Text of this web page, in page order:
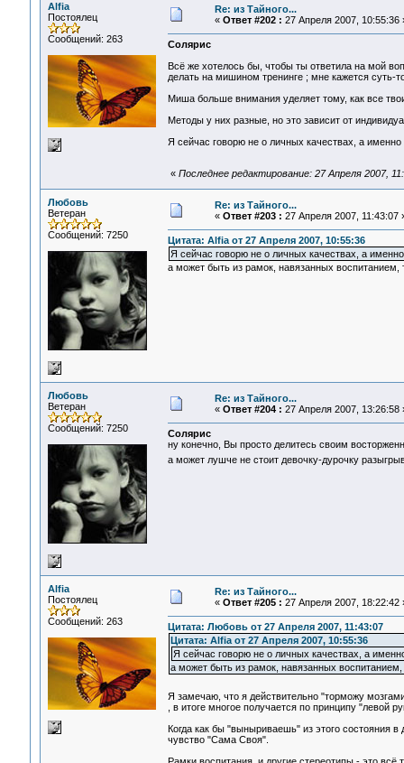
Alfia
Постоялец
Сообщений: 263
Re: из Тайного...
« Ответ #202 : 27 Апреля 2007, 10:55:36
Солярис
Всё же хотелось бы, чтобы ты ответила на мой
делать на мишином тренинге ; мне кажется суть-
Миша больше внимания уделяет тому, как все
Методы у них разные, но это зависит от
Я сейчас говорю не о личных качествах, а
« Последнее редактирование: 27 Апреля 2007,
Любовь
Ветеран
Сообщений: 7250
Re: из Тайного...
« Ответ #203 : 27 Апреля 2007, 11:43:07
Цитата: Alfia от 27 Апреля 2007, 10:55:36
Я сейчас говорю не о личных качествах, а
а может быть из рамок, навязанных
Любовь
Ветеран
Сообщений: 7250
Re: из Тайного...
« Ответ #204 : 27 Апреля 2007, 13:26:58
Солярис
ну конечно, Вы просто делитесь своим
а может лушче не стоит девочку-дурочку
Alfia
Постоялец
Сообщений: 263
Re: из Тайного...
« Ответ #205 : 27 Апреля 2007, 18:22:42
Цитата: Любовь от 27 Апреля 2007, 11:43:07
Цитата: Alfia от 27 Апреля 2007, 10:55:36
Я сейчас говорю не о личных качествах, а
а может быть из рамок, навязанных
Я замечаю, что я действительно "торможу
, в итоге многое получается по принципу "левой
Когда как бы "выныриваешь" из этого состояния
чувство "Сама Своя".